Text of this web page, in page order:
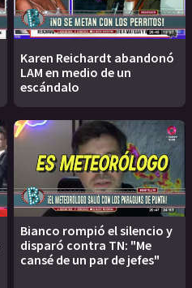
Karen Reichardt abandonó
LAM en medio de un
escándalo
Bianco rompió el silencio y
disparó contra TN: "Me
cansé de un par de jefes"